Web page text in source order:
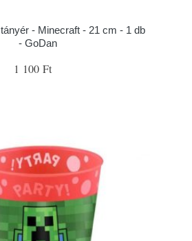
- Minecraft - 21 cm - 1 db
- GoDan
1 100 Ft